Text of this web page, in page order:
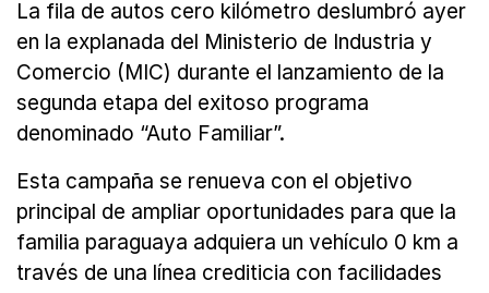
La fila de autos cero kilómetro deslumbró ayer
en la explanada del Ministerio de Industria y
Comercio (MIC) durante el lanzamiento de la
segunda etapa del exitoso programa
denominado “Auto Familiar”.
Esta campaña se renueva con el objetivo
principal de ampliar oportunidades para que la
familia paraguaya adquiera un vehículo 0 km a
través de una línea crediticia con facilidades